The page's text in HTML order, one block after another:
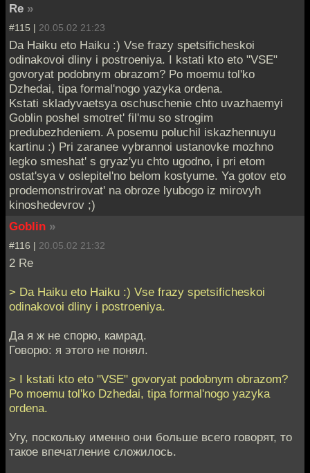
Re »
#115 | 20.05.02 21:23
Da Haiku eto Haiku :) Vse frazy spetsificheskoi
odinakovoi dliny i postroeniya. I kstati kto eto "VSE"
govoryat podobnym obrazom? Po moemu tol'ko
Dzhedai, tipa formal'nogo yazyka ordena.
Kstati skladyvaetsya oschuschenie chto uvazhaemyi
Goblin poshel smotret' fil'mu so strogim
predubezhdeniem. A posemu poluchil iskazhennuyu
kartinu :) Pri zaranee vybrannoi ustanovke mozhno
legko smeshat' s gryaz'yu chto ugodno, i pri etom
ostat'sya v oslepitel'no belom kostyume. Ya gotov eto
prodemonstrirovat' na obroze lyubogo iz mirovyh
kinoshedevrov ;)
Goblin »
#116 | 20.05.02 21:32
2 Re
> Da Haiku eto Haiku :) Vse frazy spetsificheskoi
odinakovoi dliny i postroeniya.
Да я ж не спорю, камрад.
Говорю: я этого не понял.
> I kstati kto eto "VSE" govoryat podobnym obrazom?
Po moemu tol'ko Dzhedai, tipa formal'nogo yazyka
ordena.
Угу, поскольку именно они больше всего говорят, то
такое впечатление сложилось.